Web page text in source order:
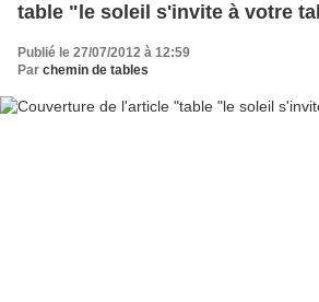
table "le soleil s'invite à votre
Publié le 27/07/2012 à 12:59
Par chemin de tables